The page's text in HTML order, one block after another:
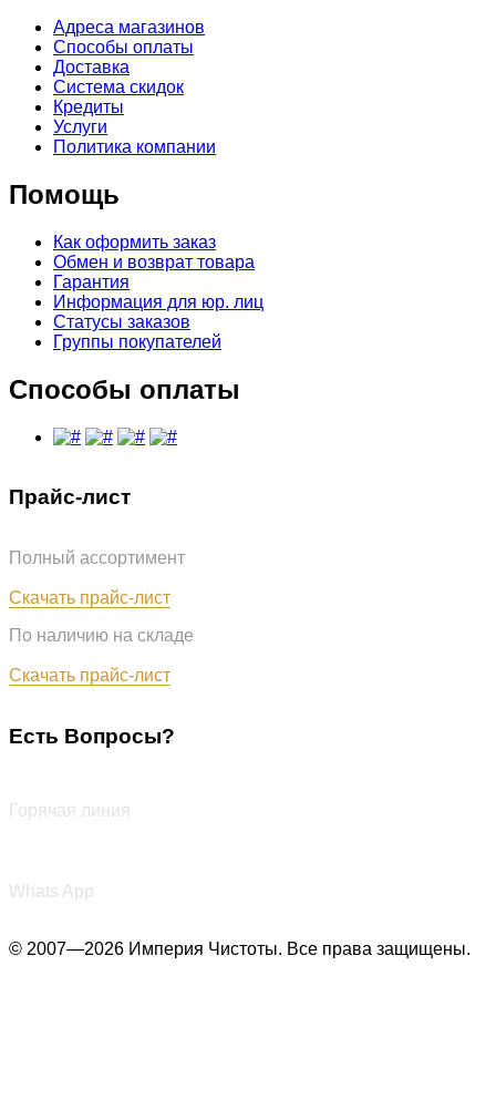
Адреса магазинов
Способы оплаты
Доставка
Система скидок
Кредиты
Услуги
Политика компании
Помощь
Как оформить заказ
Обмен и возврат товара
Гарантия
Информация для юр. лиц
Статусы заказов
Группы покупателей
Способы оплаты
Прайс-лист
Полный ассортимент
Скачать прайс-лист
По наличию на складе
Скачать прайс-лист
Есть Вопросы?
Горячая линия
Whats App
© 2007—2026 Империя Чистоты. Все права защищены.